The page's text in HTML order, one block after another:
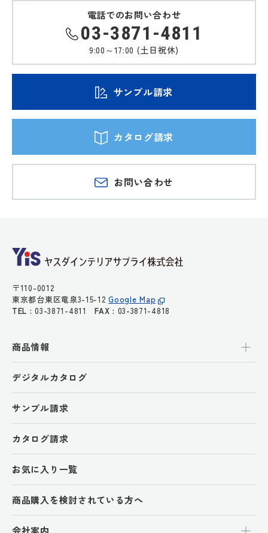
電話でのお問い合わせ
03-3871-4811
9:00～17:00 (土日祝休)
サンプル請求
カタログ請求
お問い合わせ
〒110-0012
東京都台東区竜泉3-15-12Google Map
TEL : 03-3871-4811FAX : 03-3871-4818
商品情報
デジタルカタログ
サンプル請求
カタログ請求
お気に入り一覧
商品購入を検討されている方へ
会社案内